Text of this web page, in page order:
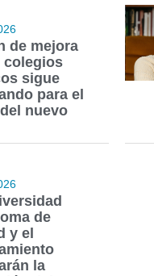
de mejora
colegios
sigue
para el
nuevo
de
y el
la